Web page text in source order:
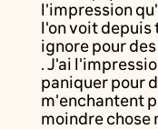
l'impression
l'on voit depuis
ignore pour
. J'ai
paniquer pour
m'enchantent
moindre chose